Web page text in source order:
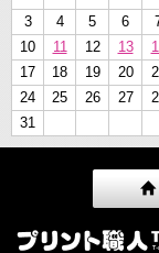
3
4 5 6
10
11 12 13
17
18 19 20
24
25 26 27
31